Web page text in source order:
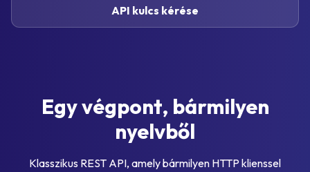
API kulcs kérése
Egy végpont, bármilyen
nyelvből
Klasszikus REST API, amely bármilyen HTTP klienssel